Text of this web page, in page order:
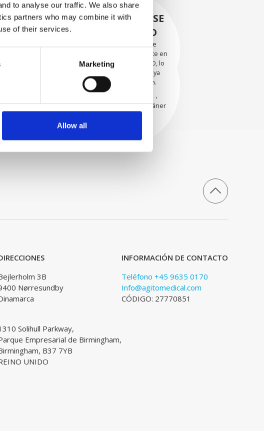
to analyse our traffic. We also share
partners who may combine it with
of their services.
Marketing
Allow all
EVALUACIÓN
EXHAUSTIVA
Nuestros técnicos
experimentados evalúan
cuidadosamente cada escáner
y sus componentes.
RECUPERÁNDOSE
CON CUIDADO
Las piezas utilizables se
recuperan meticulosamente en
un entorno seguro de ESD, lo
que garantiza que no haya
daños ni contaminación.
3B
Nørresundby
Solihull Parkway,
Empresarial de Birmingham,
B37 7YB
UNIDO
INFORMACIÓN DE CONTACTO
Teléfono +45 9635 0170
Info@agitomedical.com
CÓDIGO: 27770851